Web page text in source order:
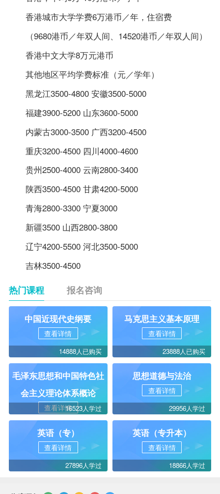
香港城市大学学费6万港币／年，住宿费
（9680港币／年双人间、14520港币／年双人间）
香港中文大学8万元港币
其他地区平均学费标准（元／学年）
黑龙江3500-4800 安徽3500-5000
福建3900-5200 山东3600-5000
内蒙古3000-3500 广西3200-4500
重庆3200-4500 四川4000-4600
贵州2500-4000 云南2800-3400
陕西3500-4500 甘肃4200-5000
青海2800-3300 宁夏3000
新疆3500 山西2800-3800
辽宁4200-5500 河北3500-5000
吉林3500-4500
热门课程 报名咨询
中国近现代史纲要
查看详情
14888人已购买
马克思主义基本原理
查看详情
23888人已购买
毛泽东思想和中国特色社
会主义理论体系概论
查看详情16523人学过
思想道德与法治
查看详情
29956人学过
英语（专）
查看详情
27896人学过
英语（专升本）
查看详情
18866人学过